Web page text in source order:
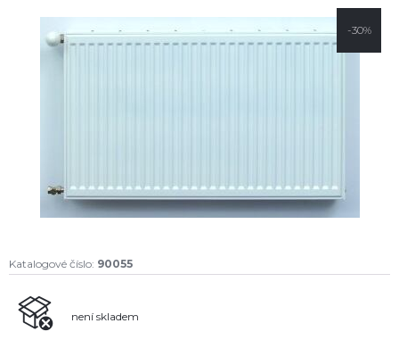
-30%
Katalogové číslo: 90055
není skladem